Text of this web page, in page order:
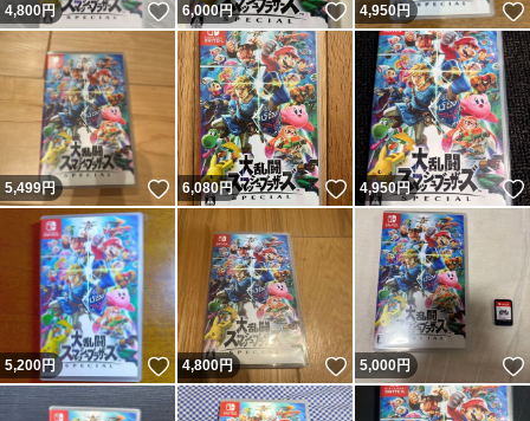
4,800円 いいね！
6,000円 いいね！
4,950円
5,499円 いいね！
6,080円 いいね！
4,950円
5,200円 いいね！
4,800円 いいね！
5,000円